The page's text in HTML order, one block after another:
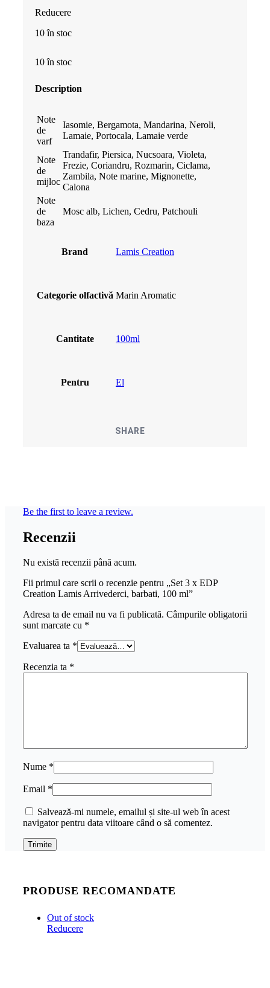
120.00 lei.
Reducere
10 în stoc
10 în stoc
Description
Note
de
varf
Iasomie, Bergamota, Mandarina, Neroli,
Lamaie, Portocala, Lamaie verde
Note
de
mijloc
Trandafir, Piersica, Nucsoara, Violeta,
Frezie, Coriandru, Rozmarin, Ciclama,
Zambila, Note marine, Mignonette,
Calona
Note
de
baza
Mosc alb, Lichen, Cedru, Patchouli
Brand Lamis Creation
Categorie olfactivă Marin Aromatic
Cantitate 100ml
Pentru El
SHARE
Be the first to leave a review.
Recenzii
Nu există recenzii până acum.
Fii primul care scrii o recenzie pentru „Set 3 x EDP
Creation Lamis Arrivederci, barbati, 100 ml”
Adresa ta de email nu va fi publicată. Câmpurile obligatorii
sunt marcate cu *
Evaluarea ta *
Recenzia ta *
Nume *
Email *
Salvează-mi numele, emailul și site-ul web în acest
navigator pentru data viitoare când o să comentez.
PRODUSE RECOMANDATE
Out of stock
Reducere